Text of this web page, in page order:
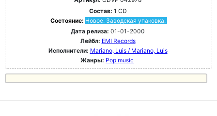
Состав: 1 CD
Состояние: Новое. Заводская упаковка.
Дата релиза: 01-01-2000
Лейбл: EMI Records
Исполнители: Mariano, Luis / Mariano, Luis
Жанры: Pop music